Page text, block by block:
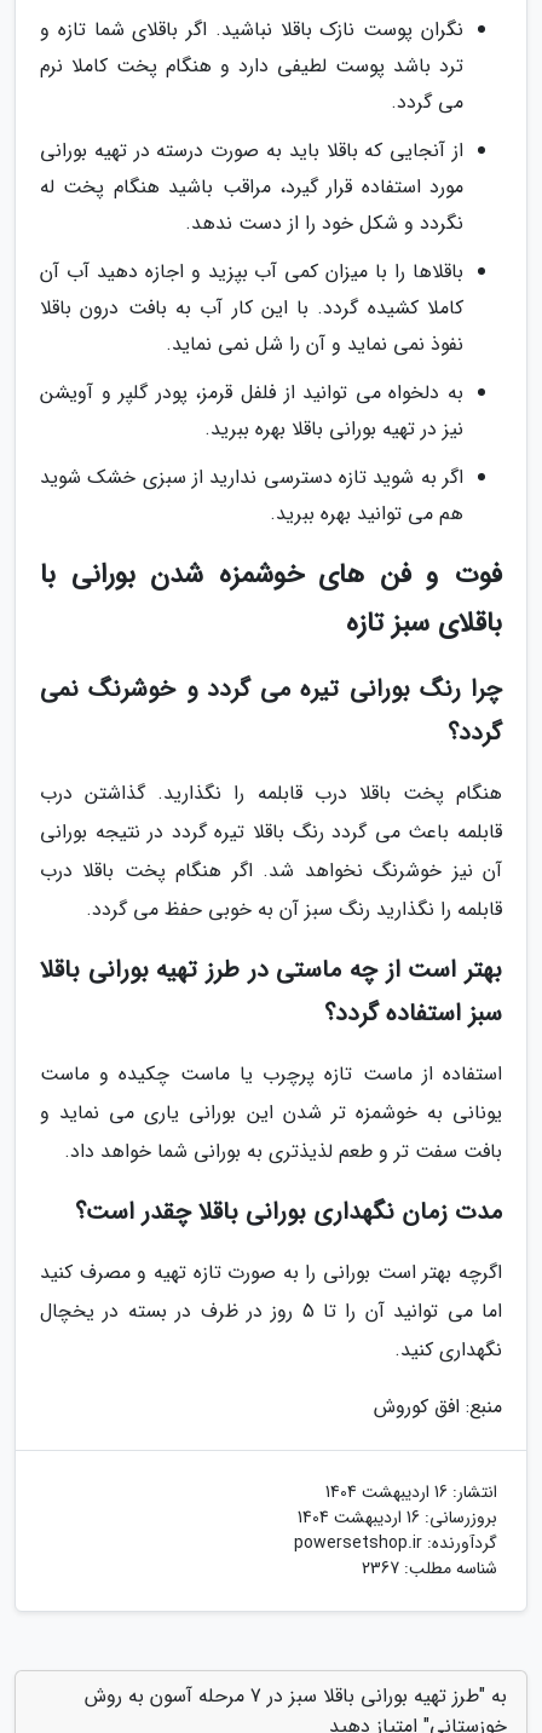
نگران پوست نازک باقلا نباشید. اگر باقلای شما تازه و
ترد باشد پوست لطیفی دارد و هنگام پخت کاملا نرم
می گردد.
از آنجایی که باقلا باید به صورت درسته در تهیه بورانی
مورد استفاده قرار گیرد، مراقب باشید هنگام پخت له
نگردد و شکل خود را از دست ندهد.
باقلاها را با میزان کمی آب بپزید و اجازه دهید آب آن
کاملا کشیده گردد. با این کار آب به بافت درون باقلا
نفوذ نمی نماید و آن را شل نمی نماید.
به دلخواه می توانید از فلفل قرمز، پودر گلپر و آویشن
نیز در تهیه بورانی باقلا بهره ببرید.
اگر به شوید تازه دسترسی ندارید از سبزی خشک شوید
هم می توانید بهره ببرید.
فوت و فن های خوشمزه شدن بورانی با
باقلای سبز تازه
چرا رنگ بورانی تیره می گردد و خوشرنگ نمی
گردد؟
هنگام پخت باقلا درب قابلمه را نگذارید. گذاشتن درب
قابلمه باعث می گردد رنگ باقلا تیره گردد در نتیجه بورانی
آن نیز خوشرنگ نخواهد شد. اگر هنگام پخت باقلا درب
قابلمه را نگذارید رنگ سبز آن به خوبی حفظ می گردد.
بهتر است از چه ماستی در طرز تهیه بورانی باقلا
سبز استفاده گردد؟
استفاده از ماست تازه پرچرب یا ماست چکیده و ماست
یونانی به خوشمزه تر شدن این بورانی یاری می نماید و
بافت سفت تر و طعم لذیذتری به بورانی شما خواهد داد.
مدت زمان نگهداری بورانی باقلا چقدر است؟
اگرچه بهتر است بورانی را به صورت تازه تهیه و مصرف کنید
اما می توانید آن را تا 5 روز در ظرف در بسته در یخچال
نگهداری کنید.
منبع: افق کوروش
انتشار: 16 اردیبهشت 1404
بروزرسانی: 16 اردیبهشت 1404
گردآورنده: powersetshop.ir
شناسه مطلب: 2367
به "طرز تهیه بورانی باقلا سبز در 7 مرحله آسون به روش
خوزستانی" امتیاز دهید